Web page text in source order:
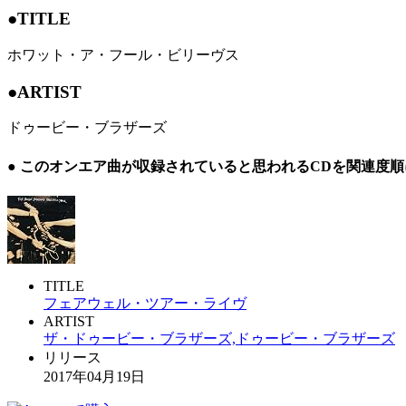
●TITLE
ホワット・ア・フール・ビリーヴス
●ARTIST
ドゥービー・ブラザーズ
● このオンエア曲が収録されていると思われるCDを関連度
TITLE
フェアウェル・ツアー・ライヴ
ARTIST
ザ・ドゥービー・ブラザーズ,ドゥービー・ブラザーズ
リリース
2017年04月19日